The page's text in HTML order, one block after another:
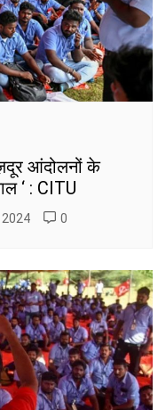
आंदोलनों के
‘ : CITU
0